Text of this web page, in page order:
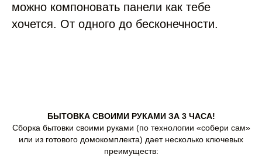
можно компоновать панели как тебе
хочется. От одного до бесконечности.
БЫТОВКА СВОИМИ РУКАМИ ЗА 3 ЧАСА!
Сборка бытовки своими руками (по технологии «собери сам»
или из готового домокомплекта) дает несколько ключевых
преимуществ: